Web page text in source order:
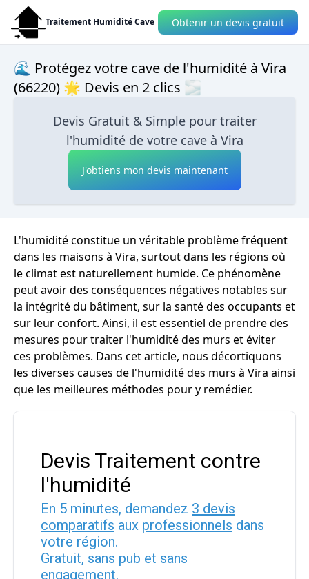
Traitement Humidité Cave Obtenir un devis gratuit
🌊 Protégez votre cave de l'humidité à Vira
(66220) 🌟 Devis en 2 clics 🌫
Devis Gratuit & Simple pour traiter
l'humidité de votre cave à Vira
J'obtiens mon devis maintenant
L'humidité constitue un véritable problème fréquent
dans les maisons à Vira, surtout dans les régions où
le climat est naturellement humide. Ce phénomène
peut avoir des conséquences négatives notables sur
la intégrité du bâtiment, sur la santé des occupants et
sur leur confort. Ainsi, il est essentiel de prendre des
mesures pour traiter l'humidité des murs et éviter
ces problèmes. Dans cet article, nous décortiquons
les diverses causes de l'humidité des murs à Vira ainsi
que les meilleures méthodes pour y remédier.
Devis Traitement contre
l'humidité
En 5 minutes, demandez 3 devis
comparatifs aux professionnels dans
votre région.
Gratuit, sans pub et sans
engagement.